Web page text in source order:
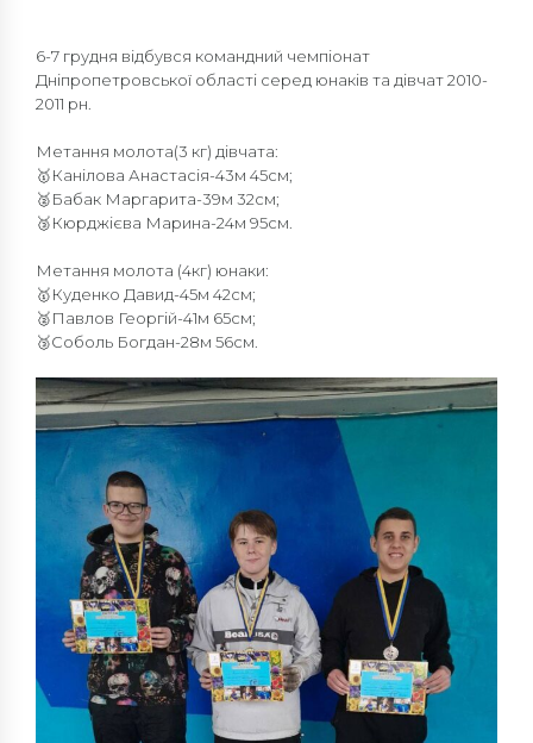
6-7 грудня відбувся командний чемпіонат
Дніпропетровської області серед юнаків та дівчат 2010-
2011 рн.
Метання молота(3 кг) дівчата:
🥇Канілова Анастасія-43м 45см;
🥈Бабак Маргарита-39м 32см;
🥉Кюрджієва Марина-24м 95см.
Метання молота (4кг) юнаки:
🥇Куденко Давид-45м 42см;
🥈Павлов Георгій-41м 65см;
🥉Соболь Богдан-28м 56см.